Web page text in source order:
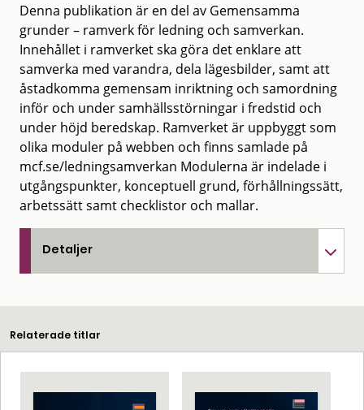
Denna publikation är en del av Gemensamma
grunder – ramverk för ledning och samverkan.
Innehållet i ramverket ska göra det enklare att
samverka med varandra, dela lägesbilder, samt att
åstadkomma gemensam inriktning och samordning
inför och under samhällsstörningar i fredstid och
under höjd beredskap. Ramverket är uppbyggt som
olika moduler på webben och finns samlade på
mcf.se/ledningsamverkan Modulerna är indelade i
utgångspunkter, konceptuell grund, förhållningssätt,
arbetssätt samt checklistor och mallar.
Detaljer
Relaterade titlar